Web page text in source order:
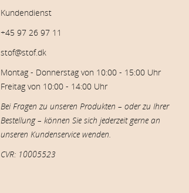
Kundendienst
+45 97 26 97 11
stof@stof.dk
Montag - Donnerstag von 10:00 - 15:00 Uhr
Freitag von 10:00 - 14:00 Uhr
Bei Fragen zu unseren Produkten – oder zu Ihrer
Bestellung – können Sie sich jederzeit gerne an
unseren Kundenservice wenden.
CVR: 10005523